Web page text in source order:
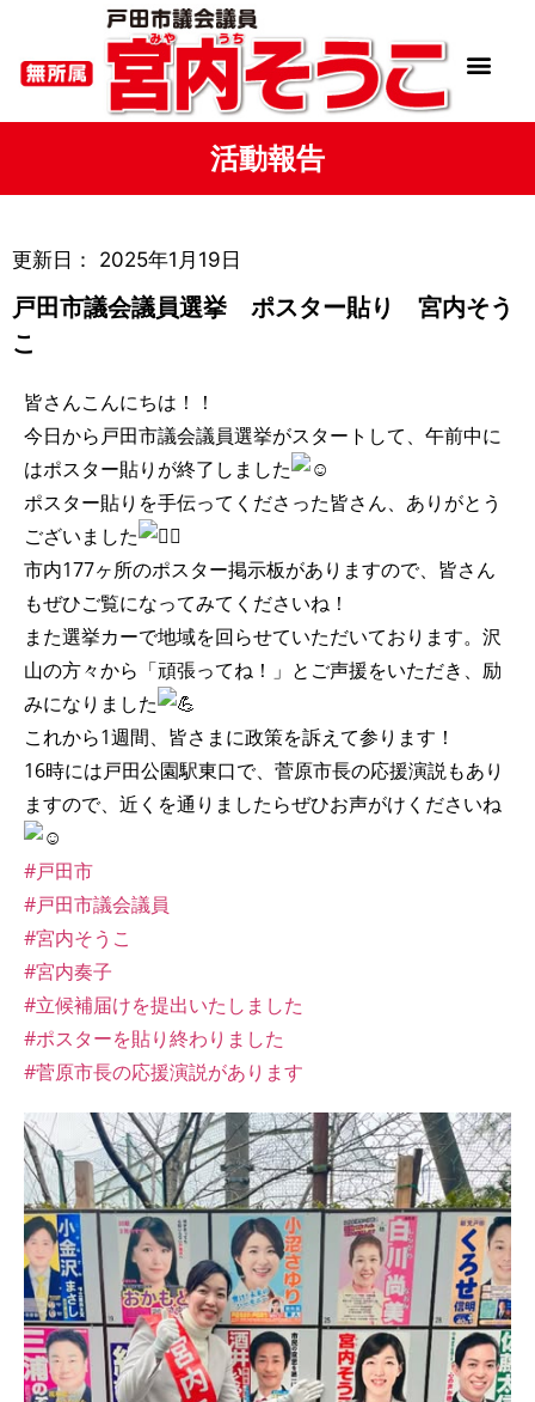
活動報告
更新日： 2025年1月19日
戸田市議会議員選挙 ポスター貼り 宮内そう
こ
皆さんこんにちは！！
今日から戸田市議会議員選挙がスタートして、午前中に
はポスター貼りが終了しました
ポスター貼りを手伝ってくださった皆さん、ありがとう
ございました
市内177ヶ所のポスター掲示板がありますので、皆さん
もぜひご覧になってみてくださいね！
また選挙カーで地域を回らせていただいております。沢
山の方々から「頑張ってね！」とご声援をいただき、励
みになりました
これから1週間、皆さまに政策を訴えて参ります！
16時には戸田公園駅東口で、菅原市長の応援演説もあり
ますので、近くを通りましたらぜひお声がけくださいね
#戸田市
#戸田市議会議員
#宮内そうこ
#宮内奏子
#立候補届けを提出いたしました
#ポスターを貼り終わりました
#菅原市長の応援演説があります